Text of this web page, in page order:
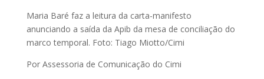
Maria Baré faz a leitura da carta-manifesto
anunciando a saída da Apib da mesa de conciliação do
marco temporal. Foto: Tiago Miotto/Cimi
Por Assessoria de Comunicação do Cimi